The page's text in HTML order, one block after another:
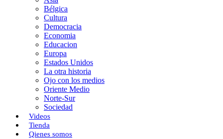
i
r
Bélgica
Cultura
Democracia
Economia
Educacion
Europa
Estados Unidos
La otra historia
Ojo con los medios
Oriente Medio
Norte-Sur
Sociedad
Videos
Tienda
Qienes somos